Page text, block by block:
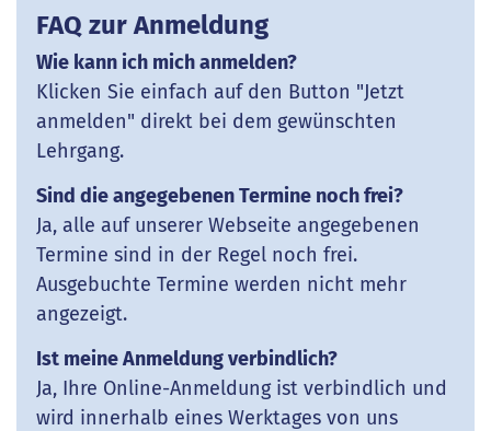
FAQ zur Anmeldung
Wie kann ich mich anmelden?
Klicken Sie einfach auf den Button "Jetzt
anmelden" direkt bei dem gewünschten
Lehrgang.
Sind die angegebenen Termine noch frei?
Ja, alle auf unserer Webseite angegebenen
Termine sind in der Regel noch frei.
Ausgebuchte Termine werden nicht mehr
angezeigt.
Ist meine Anmeldung verbindlich?
Ja, Ihre Online-Anmeldung ist verbindlich und
wird innerhalb eines Werktages von uns